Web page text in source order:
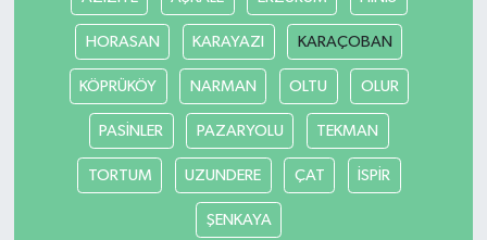
HORASAN KARAYAZI KARAÇOBAN
KÖPRÜKÖY NARMAN OLTU OLUR
PASİNLER PAZARYOLU TEKMAN
TORTUM UZUNDERE ÇAT İSPİR
ŞENKAYA